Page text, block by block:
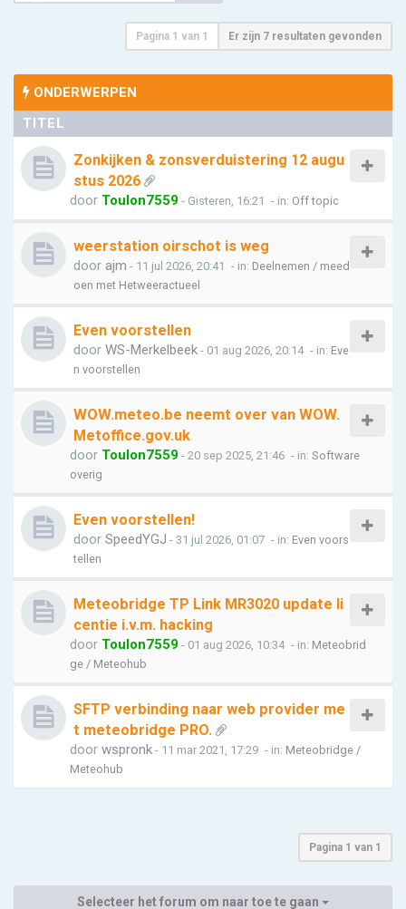
Pagina 1 van 1 Er zijn 7 resultaten gevonden
ONDERWERPEN
TITEL
Zonkijken & zonsverduistering 12 augu
stus 2026
door Toulon7559 - Gisteren, 16:21 - in: Off topic
weerstation oirschot is weg
door ajm - 11 jul 2026, 20:41 - in: Deelnemen / meed
oen met Hetweeractueel
Even voorstellen
door WS-Merkelbeek - 01 aug 2026, 20:14 - in: Eve
n voorstellen
WOW.meteo.be neemt over van WOW.
Metoffice.gov.uk
door Toulon7559 - 20 sep 2025, 21:46 - in: Software
overig
Even voorstellen!
door SpeedYGJ - 31 jul 2026, 01:07 - in: Even voors
tellen
Meteobridge TP Link MR3020 update li
centie i.v.m. hacking
door Toulon7559 - 01 aug 2026, 10:34 - in: Meteobrid
ge / Meteohub
SFTP verbinding naar web provider me
t meteobridge PRO.
door wspronk - 11 mar 2021, 17:29 - in: Meteobridge /
Meteohub
Pagina 1 van 1
Selecteer het forum om naar toe te gaan